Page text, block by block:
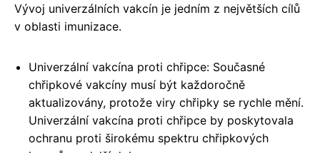
Vývoj univerzálních vakcín je jedním z největších cílů
v oblasti imunizace.
Univerzální vakcína proti chřipce: Současné
chřipkové vakcíny musí být každoročně
aktualizovány, protože viry chřipky se rychle mění.
Univerzální vakcína proti chřipce by poskytovala
ochranu proti širokému spektru chřipkových